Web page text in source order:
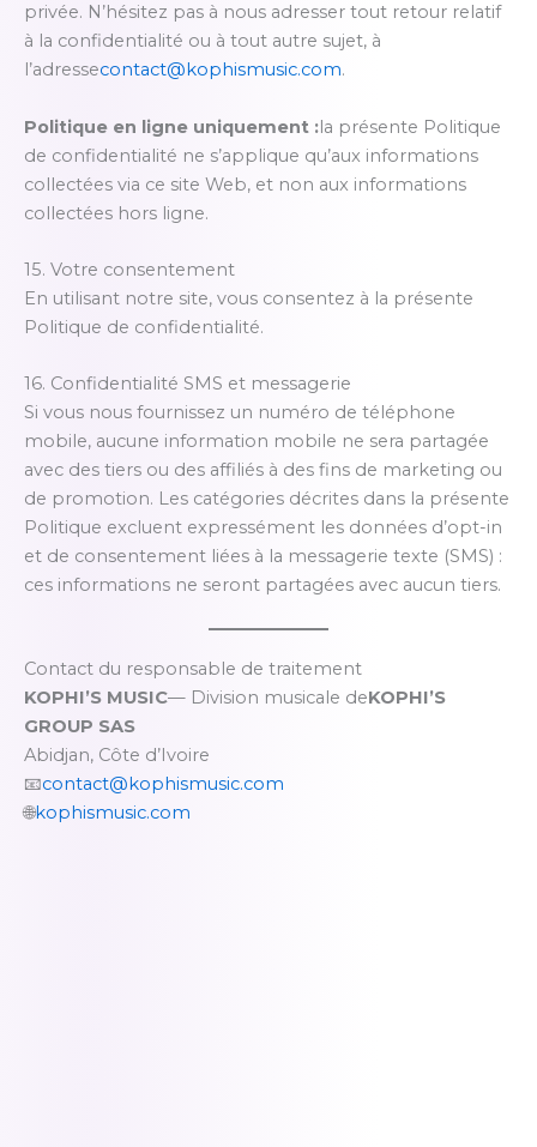
privée. N’hésitez pas à nous adresser tout retour relatif
à la confidentialité ou à tout autre sujet, à
l’adressecontact@kophismusic.com.
Politique en ligne uniquement :la présente Politique
de confidentialité ne s’applique qu’aux informations
collectées via ce site Web, et non aux informations
collectées hors ligne.
15. Votre consentement
En utilisant notre site, vous consentez à la présente
Politique de confidentialité.
16. Confidentialité SMS et messagerie
Si vous nous fournissez un numéro de téléphone
mobile, aucune information mobile ne sera partagée
avec des tiers ou des affiliés à des fins de marketing ou
de promotion. Les catégories décrites dans la présente
Politique excluent expressément les données d’opt-in
et de consentement liées à la messagerie texte (SMS) :
ces informations ne seront partagées avec aucun tiers.
Contact du responsable de traitement
KOPHI’S MUSIC— Division musicale deKOPHI’S
GROUP SAS
Abidjan, Côte d’Ivoire
📧contact@kophismusic.com
🌐kophismusic.com